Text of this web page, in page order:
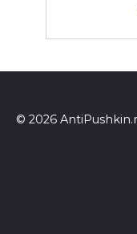
© 2026